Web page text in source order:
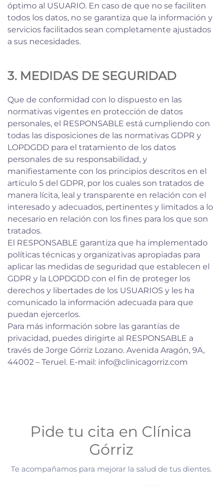
óptimo al USUARIO. En caso de que no se faciliten
todos los datos, no se garantiza que la información y
servicios facilitados sean completamente ajustados
a sus necesidades.
3. MEDIDAS DE SEGURIDAD
Que de conformidad con lo dispuesto en las
normativas vigentes en protección de datos
personales, el RESPONSABLE está cumpliendo con
todas las disposiciones de las normativas GDPR y
LOPDGDD para el tratamiento de los datos
personales de su responsabilidad, y
manifiestamente con los principios descritos en el
artículo 5 del GDPR, por los cuales son tratados de
manera lícita, leal y transparente en relación con el
interesado y adecuados, pertinentes y limitados a lo
necesario en relación con los fines para los que son
tratados.
El RESPONSABLE garantiza que ha implementado
políticas técnicas y organizativas apropiadas para
aplicar las medidas de seguridad que establecen el
GDPR y la LOPDGDD con el fin de proteger los
derechos y libertades de los USUARIOS y les ha
comunicado la información adecuada para que
puedan ejercerlos.
Para más información sobre las garantías de
privacidad, puedes dirigirte al RESPONSABLE a
través de Jorge Górriz Lozano. Avenida Aragón, 9A,
44002 – Teruel. E-mail: info@clinicagorriz.com
Pide tu cita en Clínica
Górriz
Te acompañamos para mejorar la salud de tus dientes.